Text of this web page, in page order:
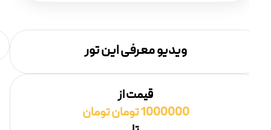
ویدیو معرفی این تور
قیمت از
1000000 تومان تومان